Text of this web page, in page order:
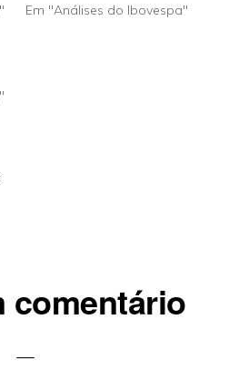
Em "Análises do Ibovespa"
comentário